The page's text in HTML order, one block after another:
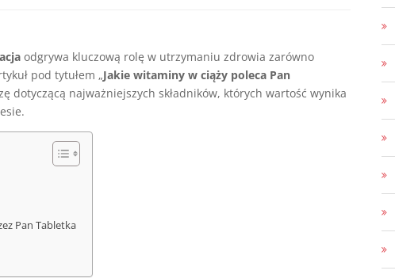
odgrywa kluczową rolę w utrzymaniu zdrowia zarówno
pod tytułem „Jakie witaminy w ciąży poleca Pan
dotyczącą najważniejszych składników, których wartość wynika
Pan Tabletka